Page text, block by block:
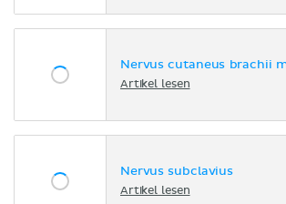
Nervus cutaneus brachii
Artikel lesen
Nervus subclavius
Artikel lesen